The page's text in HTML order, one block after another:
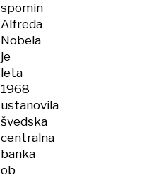
spomin
Alfreda
Nobela
je
leta
1968
ustanovila
švedska
centralna
banka
ob